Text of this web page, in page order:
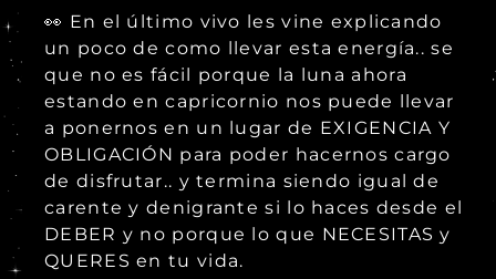
👀 En el último vivo les vine explicando
un poco de como llevar esta energía.. se
que no es fácil porque la luna ahora
estando en capricornio nos puede llevar
a ponernos en un lugar de EXIGENCIA Y
OBLIGACIÓN para poder hacernos cargo
de disfrutar.. y termina siendo igual de
carente y denigrante si lo haces desde el
DEBER y no porque lo que NECESITAS y
QUERES en tu vida.